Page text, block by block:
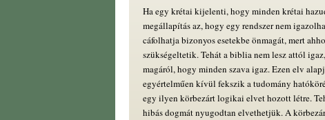
Ha egy krétai kijelenti, hogy minden krétai
megállapítás az, hogy egy rendszer nem
cáfolhatja bizonyos esetekbe önmagát, mert
szükségeltetik. Tehát a biblia nem lesz attól
magáról, hogy minden szava igaz. Ezen elv
egyértelműen kívül fekszik a tudomány
egy ilyen körbezárt logikai elvet hozott létre.
hibás dogmát nyugodtan elvethetjük. A